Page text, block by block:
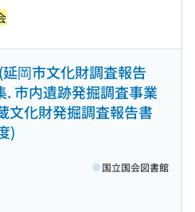
岡市文化財調査報告
. 市内遺跡発掘調査事業
文化財発掘調査報告書
)
国立国会図書館